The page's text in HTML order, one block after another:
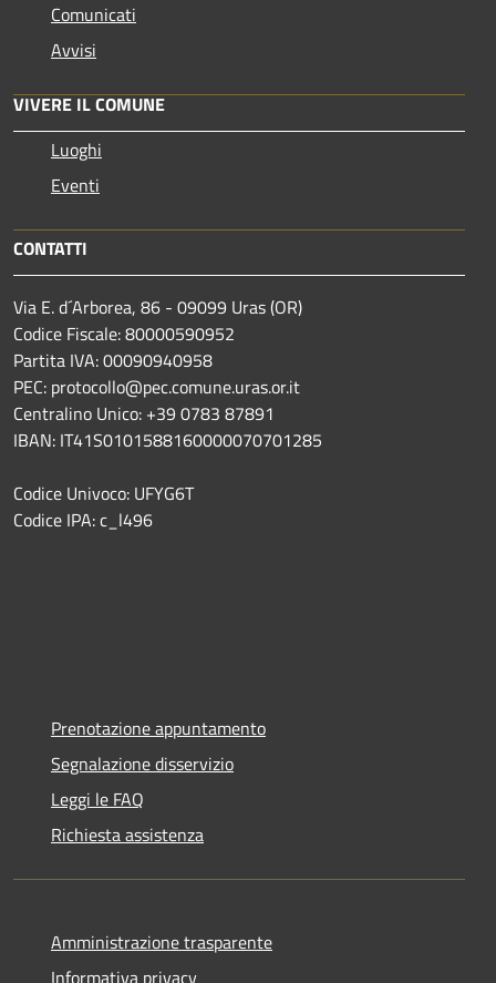
Comunicati
Avvisi
VIVERE IL COMUNE
Luoghi
Eventi
CONTATTI
Via E. d´Arborea, 86 - 09099 Uras (OR)
Codice Fiscale: 80000590952
Partita IVA: 00090940958
PEC: protocollo@pec.comune.uras.or.it
Centralino Unico: +39 0783 87891
IBAN: IT41S0101588160000070701285
Codice Univoco: UFYG6T
Codice IPA: c_l496
Prenotazione appuntamento
Segnalazione disservizio
Leggi le FAQ
Richiesta assistenza
Amministrazione trasparente